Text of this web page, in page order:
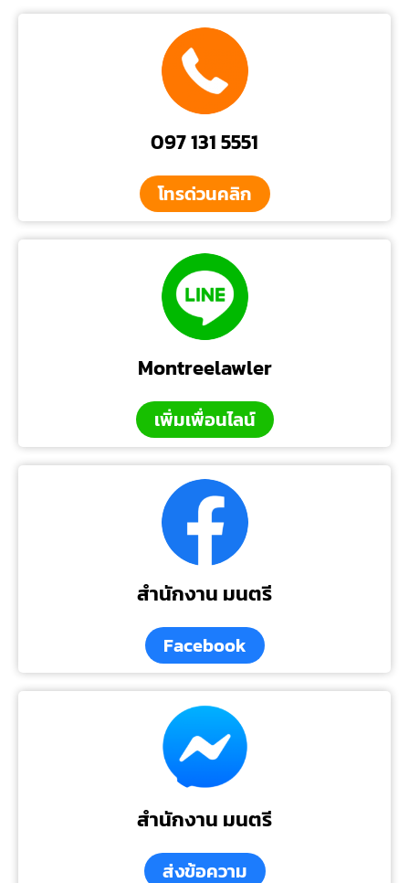
097 131 5551
โทรด่วนคลิก
Montreelawler
เพิ่มเพื่อนไลน์
สำนักงาน มนตรี
Facebook
สำนักงาน มนตรี
ส่งข้อความ